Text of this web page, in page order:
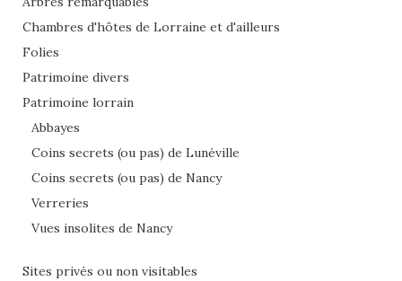
Chambres d'hôtes de Lorraine et d'ailleurs
Folies
Patrimoine divers
Patrimoine lorrain
Abbayes
Coins secrets (ou pas) de Lunéville
Coins secrets (ou pas) de Nancy
Verreries
Vues insolites de Nancy
Sites privés ou non visitables